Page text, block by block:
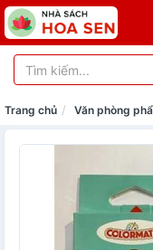
Trang chủ Văn phòng